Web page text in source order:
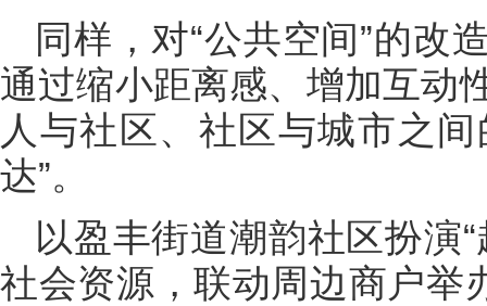
同样，对“公共空间”的改
通过缩小距离感、增加互动
人与社区、社区与城市之
达”。
以盈丰街道潮韵社区扮演
社会资源，联动周边商户举